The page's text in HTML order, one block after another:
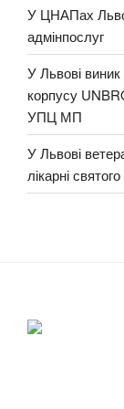
У ЦНАПах
адмінпослуг
У Львові
корпусу
УПЦ МП
У Львові
лікарні